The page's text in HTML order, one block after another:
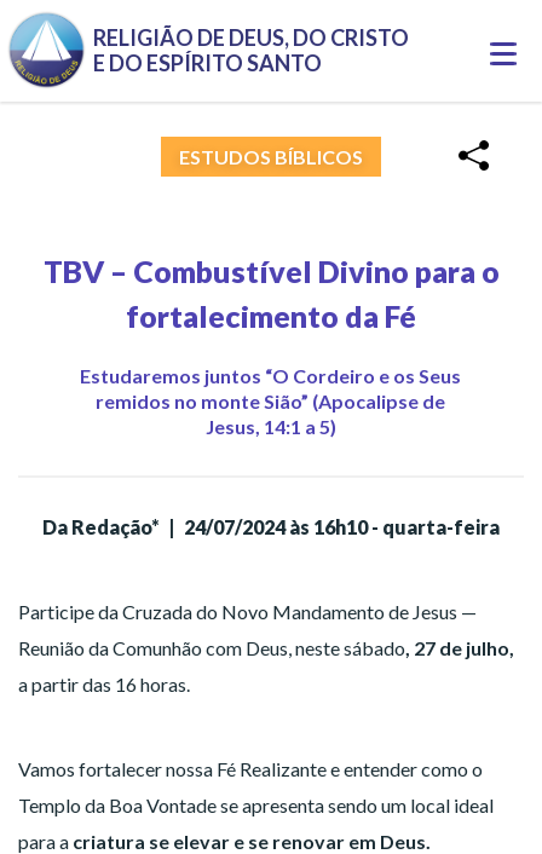
Pular para o conteúdo principal
RELIGIÃO DE DEUS, DO CRISTO
E DO ESPÍRITO SANTO
ESTUDOS BÍBLICOS
TBV – Combustível Divino para o
fortalecimento da Fé
Estudaremos juntos “O Cordeiro e os Seus
remidos no monte Sião” (Apocalipse de
Jesus, 14:1 a 5)
Da Redação* | 24/07/2024 às 16h10 - quarta-feira
Participe da Cruzada do Novo Mandamento de Jesus —
Reunião da Comunhão com Deus, neste sábado, 27 de julho,
a partir das 16 horas.
Vamos fortalecer nossa Fé Realizante e entender como o
Templo da Boa Vontade se apresenta sendo um local ideal
para a criatura se elevar e se renovar em Deus.